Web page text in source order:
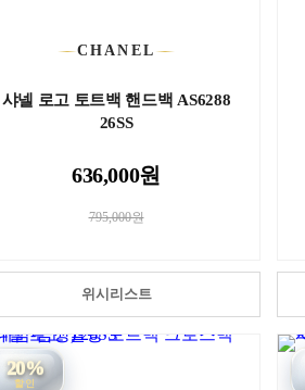
CHANEL
샤넬 로고 토트백 핸드백 AS6288
26SS
636,000원
795,000원
위시리스트
20%
할인